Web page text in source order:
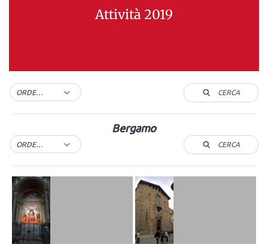
Attività 2019
ORDER BY DEFAULT CERCA
Bergamo
ORDER BY DEFAULT CERCA